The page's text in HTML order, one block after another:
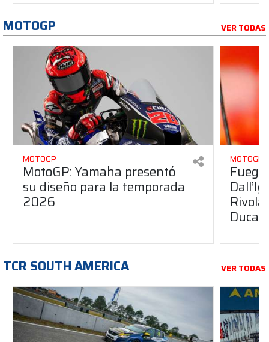
MOTOGP VER TODAS
MOTOGP
MotoGP: Yamaha presentó
su diseño para la temporada
2026
MOTOGP
Ducati
TCR SOUTH AMERICA VER TODAS